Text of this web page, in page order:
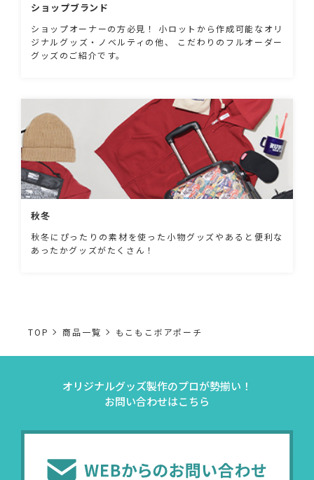
ショップブランド
ショップオーナーの方必見！ 小ロットから作成可能なオリ
ジナルグッズ・ノベルティの他、 こだわりのフルオーダー
グッズのご紹介です。
秋冬
秋冬にぴったりの素材を使った小物グッズやあると便利な
あったかグッズがたくさん！
TOP 商品一覧 もこもこボアポーチ
オリジナルグッズ製作のプロが勢揃い！
お問い合わせはこちら